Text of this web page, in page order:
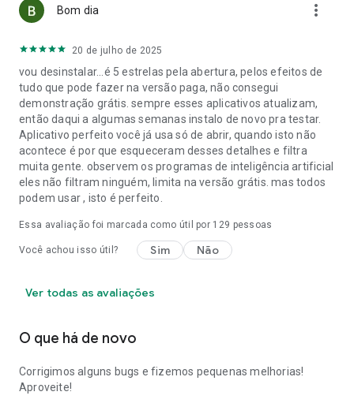
Bom dia more_vert
20 de julho de 2025
vou desinstalar...é 5 estrelas pela abertura, pelos efeitos de
tudo que pode fazer na versão paga, não consegui
demonstração grátis. sempre esses aplicativos atualizam,
então daqui a algumas semanas instalo de novo pra testar.
Aplicativo perfeito você já usa só de abrir, quando isto não
acontece é por que esqueceram desses detalhes e filtra
muita gente. observem os programas de inteligência artificial
eles não filtram ninguém, limita na versão grátis. mas todos
podem usar , isto é perfeito.
Essa avaliação foi marcada como útil por 129 pessoas
Você achou isso útil? Sim Não
Ver todas as avaliações
O que há de novo
Corrigimos alguns bugs e fizemos pequenas melhorias!
Aproveite!